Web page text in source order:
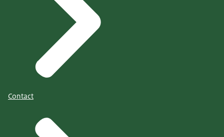
Contact